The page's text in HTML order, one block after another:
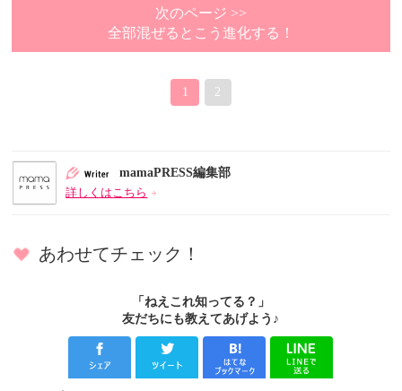
次のページ >>
全部混ぜるとこう進化する！
1 2
mamaPRESS編集部
詳しくはこちら
あわせてチェック！
「ねえこれ知ってる？」
友だちにも教えてあげよう♪